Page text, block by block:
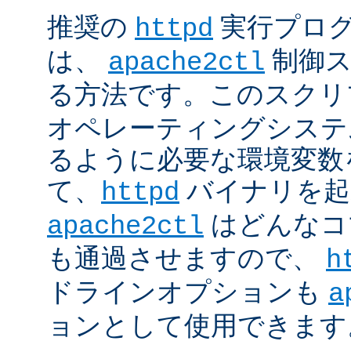
推奨の httpd 実行プロ
は、 apache2ctl 制御
る方法です。このスク
オペレーティングシス
るように必要な環境変
て、 httpd バイナリを
apache2ctl はどんな
も通過させますので、
ドラインオプションも
ョンとして使用できま